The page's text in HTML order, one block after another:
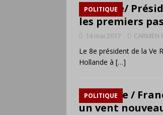
POLITIQUE
France/
les premiers
14 mai 2017 CARMEN
Le 8e président de la Ve
Hollande à […]
POLITIQUE
Afrique /
un vent